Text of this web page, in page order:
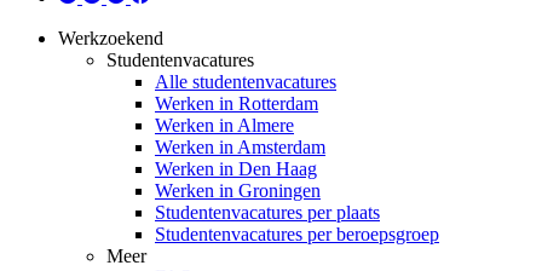
Werkzoekend
Studentenvacatures
Alle studentenvacatures
Werken in Rotterdam
Werken in Almere
Werken in Amsterdam
Werken in Den Haag
Werken in Groningen
Studentenvacatures per plaats
Studentenvacatures per beroepsgroep
Meer